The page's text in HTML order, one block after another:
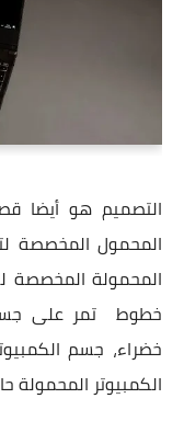
التصميم هو أيضا
المحمول المخصصة
المحمولة المخصصة
خطوط تمر على جسم
خضراء، جسم
الكمبيوتر المحمولة